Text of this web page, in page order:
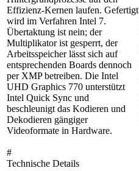
Effizienz-Kernen laufen. Gefertigt
wird im Verfahren Intel 7.
Übertaktung ist nein; der
Multiplikator ist gesperrt, der
Arbeitsspeicher lässt sich auf
entsprechenden Boards dennoch
per XMP betreiben. Die Intel
UHD Graphics 770 unterstützt
Intel Quick Sync und
beschleunigt das Kodieren und
Dekodieren gängiger
Videoformate in Hardware.
#
Technische Details